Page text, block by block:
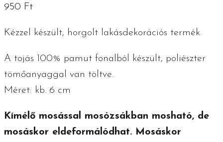
950 Ft
Kézzel készült, horgolt lakásdekorációs termék.
A tojás 100% pamut fonalból készült, poliészter
tömőanyaggal van töltve.
Méret: kb. 6 cm
Kímélő mosással mosózsákban mosható, de
mosáskor eldeformálódhat. Mosáskor